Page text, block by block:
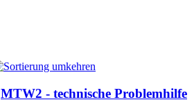
MTW2 - technische Problemhilfe